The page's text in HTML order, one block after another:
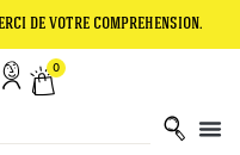
compréhension. Le site
0